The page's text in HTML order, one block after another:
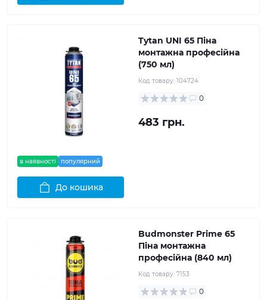
в наявності популярний
Tytan UNI 65 Піна
монтажна професійна
(750 мл)
Код товару: 104724
0
483 грн.
До кошика
Budmonster Prime 65
Піна монтажна
професійна (840 мл)
Код товару: 7153
0